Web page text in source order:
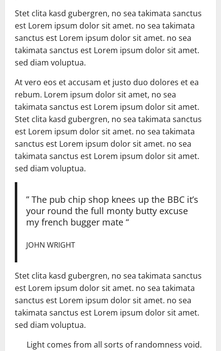
Stet clita kasd gubergren, no sea takimata sanctus
est Lorem ipsum dolor sit amet. no sea takimata
sanctus est Lorem ipsum dolor sit amet. no sea
takimata sanctus est Lorem ipsum dolor sit amet.
sed diam voluptua.
At vero eos et accusam et justo duo dolores et ea
rebum. Lorem ipsum dolor sit amet, no sea
takimata sanctus est Lorem ipsum dolor sit amet.
Stet clita kasd gubergren, no sea takimata sanctus
est Lorem ipsum dolor sit amet. no sea takimata
sanctus est Lorem ipsum dolor sit amet. no sea
takimata sanctus est Lorem ipsum dolor sit amet.
sed diam voluptua.
” The pub chip shop knees up the BBC it’s
your round the full monty butty excuse
my french bugger mate “
JOHN WRIGHT
Stet clita kasd gubergren, no sea takimata sanctus
est Lorem ipsum dolor sit amet. no sea takimata
sanctus est Lorem ipsum dolor sit amet. no sea
takimata sanctus est Lorem ipsum dolor sit amet.
sed diam voluptua.
Light comes from all sorts of randomness void.